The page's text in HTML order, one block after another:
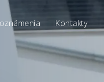
Kontakty